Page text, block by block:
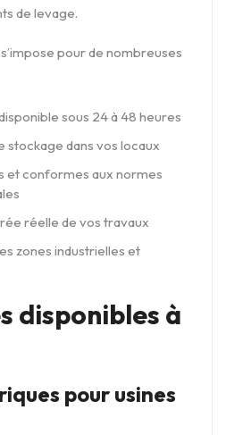
de levage.
pour de nombreuses
sous 24 à 48 heures
stockage dans vos locaux
et conformes aux normes
réelle de vos travaux
zones industrielles et
disponibles à
pour usines